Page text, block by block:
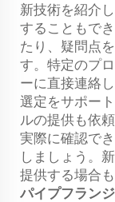
新技術を紹介
することもで
たり、疑問点
す。特定のプ
ーに直接連絡
選定をサポー
ルの提供も依
実際に確認で
しましょう。
提供する場合
パイプフランジ